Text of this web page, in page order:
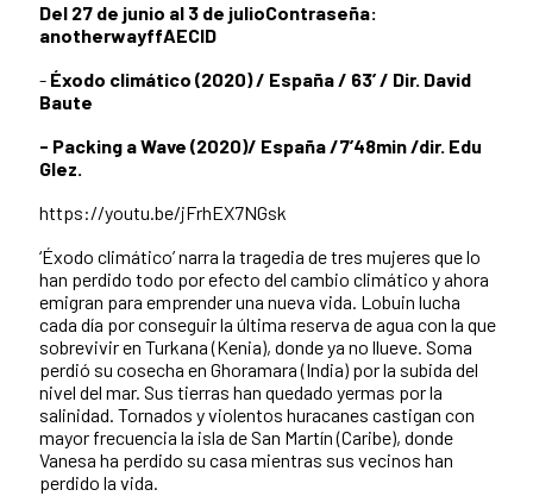
Del 27 de junio al 3 de julioContraseña:
anotherwayffAECID
- Éxodo climático (2020) / España / 63’ / Dir. David
Baute
- Packing a Wave (2020)/ España /7’48min /dir. Edu
Glez.
https://youtu.be/jFrhEX7NGsk
‘Éxodo climático’ narra la tragedia de tres mujeres que lo
han perdido todo por efecto del cambio climático y ahora
emigran para emprender una nueva vida. Lobuin lucha
cada día por conseguir la última reserva de agua con la que
sobrevivir en Turkana (Kenia), donde ya no llueve. Soma
perdió su cosecha en Ghoramara (India) por la subida del
nivel del mar. Sus tierras han quedado yermas por la
salinidad. Tornados y violentos huracanes castigan con
mayor frecuencia la isla de San Martín (Caribe), donde
Vanesa ha perdido su casa mientras sus vecinos han
perdido la vida.